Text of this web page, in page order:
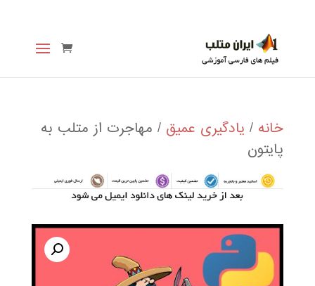
خانه / یادگیری عمیق / مهاجرت از متلب به
پایتون